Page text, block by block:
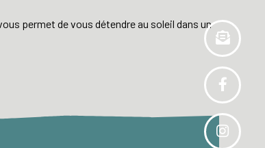
permet de vous détendre au soleil dans un